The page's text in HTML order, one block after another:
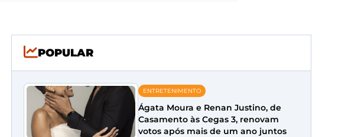
POPULAR
ENTRETENIMENTO
Ágata Moura e Renan Justino, de
Casamento às Cegas 3, renovam
votos após mais de um ano juntos